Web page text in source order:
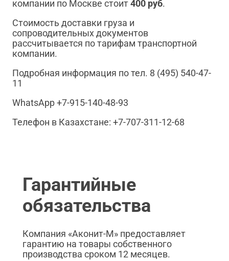
компании по Москве стоит400 руб.
Стоимость доставки груза и
сопроводительных документов
рассчитывается по тарифам транспортной
компании.
Подробная информация по тел. 8 (495) 540-47-
11
WhatsApp +7-915-140-48-93
Телефон в Казахстане: +7-707-311-12-68
Гарантийные
обязательства
Компания «Аконит-М» предоставляет
гарантию на товары собственного
производства сроком 12 месяцев.